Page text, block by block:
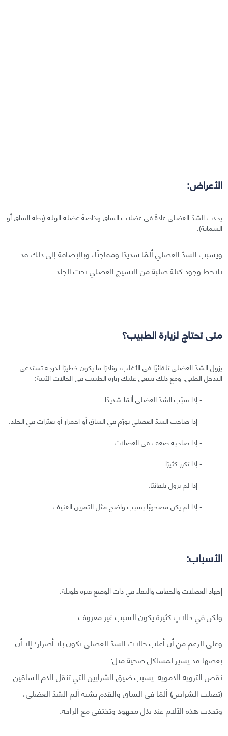
الأعراض:
يحدث الشدّ العضلي عادةً في عضلات الساق وخاصةً عضلة الربلة (بطة الساق أو
السمانة).
ويسبب الشدّ العضلي ألمًا شديدًا ومفاجئًا، وبالإضافة إلى ذلك قد
تلاحظ وجود كتلة صلبة من النسيج العضلي تحت الجلد.
متى تحتاج لزيارة الطبيب؟
يزول الشدّ العضلي تلقائيًا في الأغلب، ونادرًا ما يكون خطيرًا لدرجة تستدعي
التدخل الطبي. ومع ذلك ينبغي عليك زيارة الطبيب في الحالات الآتية:
- إذا سبّب الشدّ العضلي ألمًا شديدًا.
- إذا صاحب الشدّ العضلي تورّم في الساق أو احمرار أو تغيّرات في الجلد.
- إذا صاحبه ضعف في العضلات.
- إذا تكرر كثيرًا.
- إذا لم يزول تلقائيًا.
- إذا لم يكن مصحوبًا بسبب واضح مثل التمرين العنيف.
الأسباب:
إجهاد العضلات والجفاف والبقاء في ذات الوضع فترة طويلة.
ولكن في حالاتٍ كثيرة يكون السبب غير معروف.
وعلى الرغم من أن أغلب حالات الشدّ العضلي تكون بلا أضرار؛ إلا أن
بعضها قد يشير لمشاكل صحية مثل:
نقص التروية الدموية: يسبب ضيق الشرايين التي تنقل الدم الساقين
(تصلب الشرايين) ألمًا في الساق والقدم يشبه ألم الشدّ العضلي،
وتحدث هذه الآلام عند بذل مجهود وتختفي مع الراحة.